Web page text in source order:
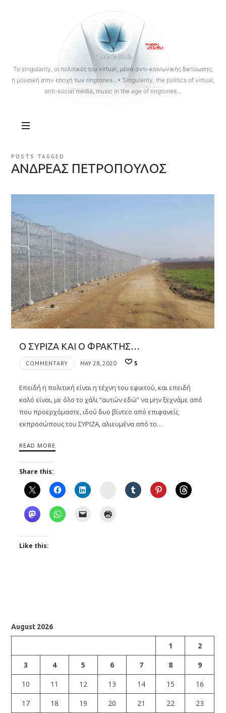
OANNES
To singularity, οι πολιτικές του virtual, μέσα αντι-κοινωνικής δικτύωσης,
η μουσική στην εποχή των ringtones…• Singularity, the politics of virtual,
anti-social media, music in the age of ringtones…
POSTS TAGGED
ΑΝΔΡΕΑΣ ΠΕΤΡΟΠΟΥΛΟΣ
Ο ΣΥΡΙΖΑ ΚΑΙ Ο ΦΡΑΚΤΗΣ…
COMMENTARY MAY 28, 2020 5
Επειδή η πολιτική είναι η τέχνη του εφικτού, και επειδή
καλό είναι, με όλο το χάλι “αυτών εδώ” να μην ξεχνάμε από
που προερχόμαστε, ιδού δυο βίντεο από επιφανείς
εκπροσώπους του ΣΥΡΙΖΑ, αλιευμένα από το…
READ MORE
Share this:
Instagram
Like this:
August 2026
1
2
3
4 5 6 7 8
9
10
11 12 13 14 15
16
17
18 19 20 21 22
23